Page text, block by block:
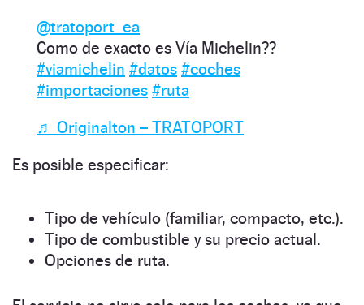
@tratoport_ea
Como de exacto es Vía Michelin??
#viamichelin #datos #coches
#importaciones #ruta
♬ Originalton – TRATOPORT
Es posible especificar:
Tipo de vehículo (familiar, compacto, etc.).
Tipo de combustible y su precio actual.
Opciones de ruta.